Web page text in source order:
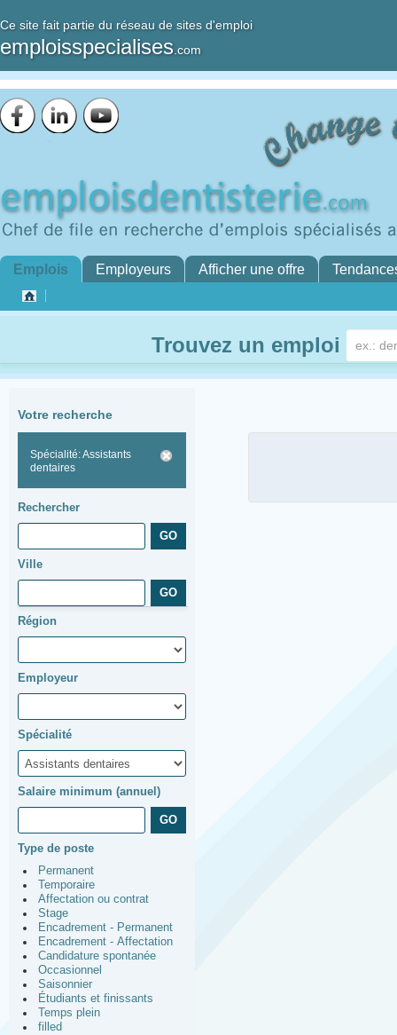
Ce site fait partie du réseau de sites d'emploi
emploisspecialises .com
Emplois Employeurs Afficher une offre
Trouvez un emploi
Votre recherche
Spécialité: Assistants
dentaires
Rechercher
Ville
Région
Employeur
Spécialité
Salaire minimum (annuel)
Type de poste
Permanent
Temporaire
Affectation ou contrat
Stage
Encadrement - Permanent
Encadrement - Affectation
Candidature spontanée
Occasionnel
Saisonnier
Étudiants et finissants
Temps plein
filled